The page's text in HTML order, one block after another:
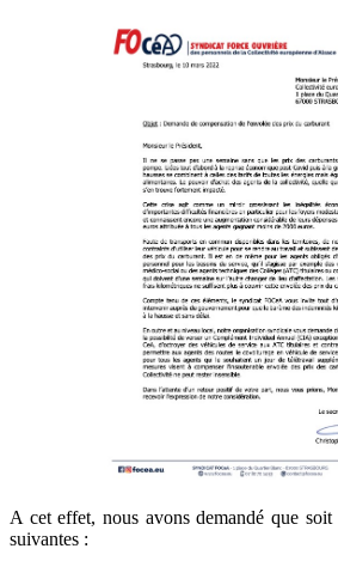
A cet effet, nous avons demandé que soit
suivantes :